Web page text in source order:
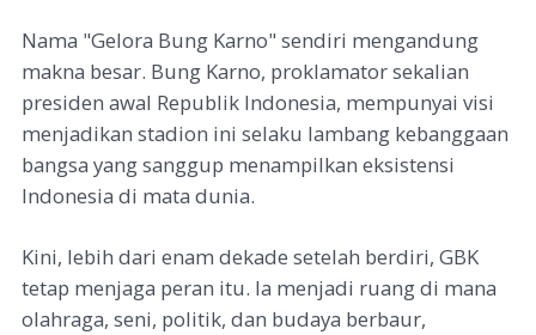
Nama "Gelora Bung Karno" sendiri mengandung
makna besar. Bung Karno, proklamator sekalian
presiden awal Republik Indonesia, mempunyai visi
menjadikan stadion ini selaku lambang kebanggaan
bangsa yang sanggup menampilkan eksistensi
Indonesia di mata dunia.
Kini, lebih dari enam dekade setelah berdiri, GBK
tetap menjaga peran itu. Ia menjadi ruang di mana
olahraga, seni, politik, dan budaya berbaur,